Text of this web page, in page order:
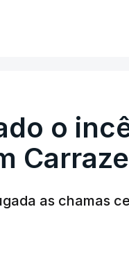
ELEMENT
o
as chamas